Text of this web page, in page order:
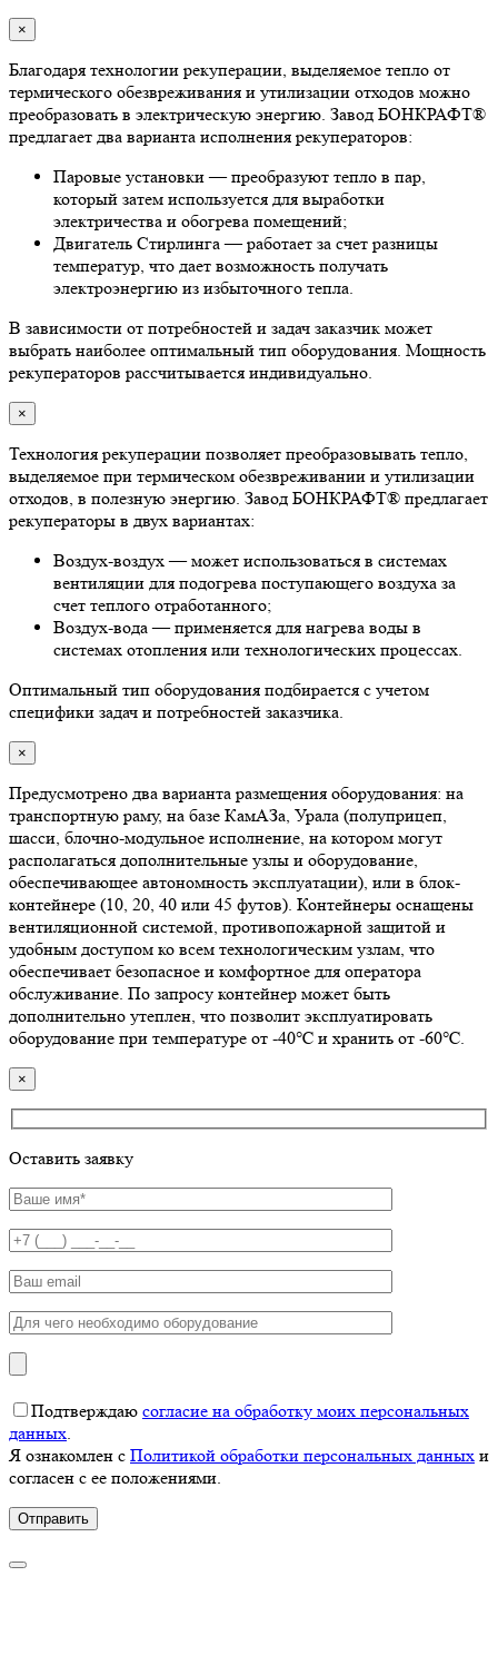
×
Благодаря технологии рекуперации, выделяемое тепло от
термического обезвреживания и утилизации отходов можно
преобразовать в электрическую энергию. Завод БОНКРАФТ®
предлагает два варианта исполнения рекуператоров:
Паровые установки — преобразуют тепло в пар,
который затем используется для выработки
электричества и обогрева помещений;
Двигатель Стирлинга — работает за счет разницы
температур, что дает возможность получать
электроэнергию из избыточного тепла.
В зависимости от потребностей и задач заказчик может
выбрать наиболее оптимальный тип оборудования. Мощность
рекуператоров рассчитывается индивидуально.
×
Технология рекуперации позволяет преобразовывать тепло,
выделяемое при термическом обезвреживании и утилизации
отходов, в полезную энергию. Завод БОНКРАФТ® предлагает
рекуператоры в двух вариантах:
Воздух-воздух — может использоваться в системах
вентиляции для подогрева поступающего воздуха за
счет теплого отработанного;
Воздух-вода — применяется для нагрева воды в
системах отопления или технологических процессах.
Оптимальный тип оборудования подбирается с учетом
специфики задач и потребностей заказчика.
×
Предусмотрено два варианта размещения оборудования: на
транспортную раму, на базе КамАЗа, Урала (полуприцеп,
шасси, блочно-модульное исполнение, на котором могут
располагаться дополнительные узлы и оборудование,
обеспечивающее автономность эксплуатации), или в блок-
контейнере (10, 20, 40 или 45 футов). Контейнеры оснащены
вентиляционной системой, противопожарной защитой и
удобным доступом ко всем технологическим узлам, что
обеспечивает безопасное и комфортное для оператора
обслуживание. По запросу контейнер может быть
дополнительно утеплен, что позволит эксплуатировать
оборудование при температуре от -40℃ и хранить от -60℃.
×
Оставить заявку
Подтверждаю согласие на обработку моих персональных
данных.
Я ознакомлен с Политикой обработки персональных данных и
согласен с ее положениями.